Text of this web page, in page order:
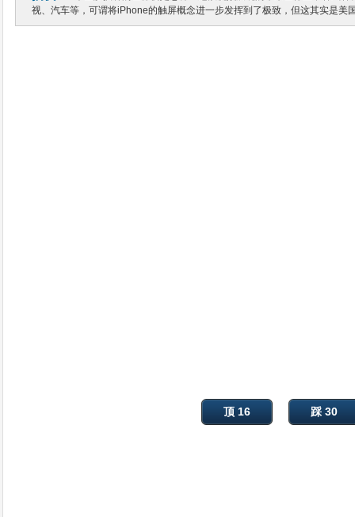
视、汽车等，可谓将iPhone的触屏概念进一步发挥到了极致，但这其实是美
顶 16 踩 30